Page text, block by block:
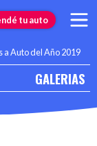
tu auto
a Auto del Año 2019
GALERIAS